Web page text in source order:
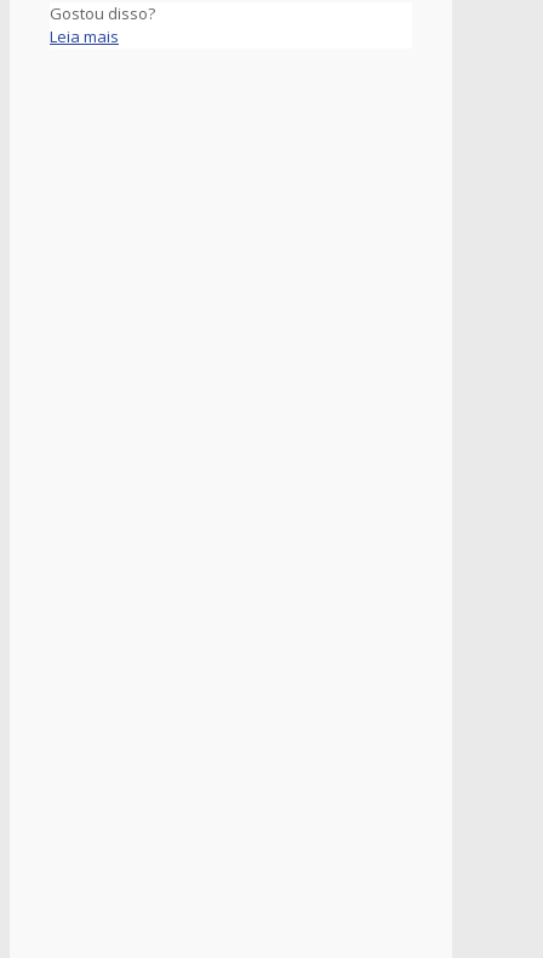
Gostou disso?
Leia mais